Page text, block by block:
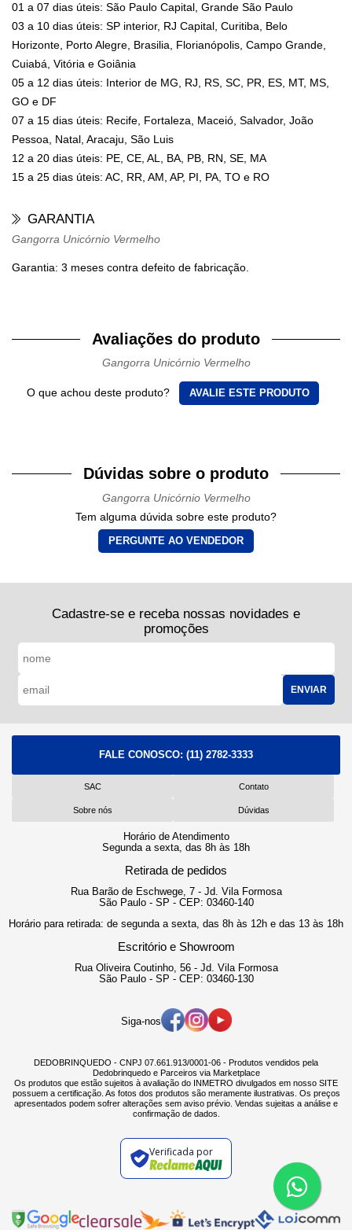
01 a 07 dias úteis: São Paulo Capital, Grande São Paulo
03 a 10 dias úteis: SP interior, RJ Capital, Curitiba, Belo
Horizonte, Porto Alegre, Brasilia, Florianópolis, Campo Grande,
Cuiabá, Vitória e Goiânia
05 a 12 dias úteis: Interior de MG, RJ, RS, SC, PR, ES, MT, MS,
GO e DF
07 a 15 dias úteis: Recife, Fortaleza, Maceió, Salvador, João
Pessoa, Natal, Aracaju, São Luis
12 a 20 dias úteis: PE, CE, AL, BA, PB, RN, SE, MA
15 a 25 dias úteis: AC, RR, AM, AP, PI, PA, TO e RO
GARANTIA
Gangorra Unicórnio Vermelho
Garantia: 3 meses contra defeito de fabricação.
Avaliações do produto
Gangorra Unicórnio Vermelho
O que achou deste produto? AVALIE ESTE PRODUTO
Dúvidas sobre o produto
Gangorra Unicórnio Vermelho
Tem alguma dúvida sobre este produto?
PERGUNTE AO VENDEDOR
Cadastre-se e receba nossas novidades e
promoções
ENVIAR
FALE CONOSCO: (11) 2782-3333
SAC Contato
Sobre nós Dúvidas
Horário de Atendimento
Segunda a sexta, das 8h às 18h
Retirada de pedidos
Rua Barão de Eschwege, 7 - Jd. Vila Formosa
São Paulo - SP - CEP: 03460-140
Horário para retirada: de segunda a sexta, das 8h às 12h e das 13 às 18h
Escritório e Showroom
Rua Oliveira Coutinho, 56 - Jd. Vila Formosa
São Paulo - SP - CEP: 03460-130
Siga-nos
DEDOBRINQUEDO - CNPJ 07.661.913/0001-06 - Produtos vendidos pela
Dedobrinquedo e Parceiros via Marketplace
Os produtos que estão sujeitos à avaliação do INMETRO divulgados em nosso SITE
possuem a certificação. As fotos dos produtos são meramente ilustrativas. Os preços
apresentados podem sofrer alterações sem aviso prévio. Vendas sujeitas a análise e
confirmação de dados.
Verificada por